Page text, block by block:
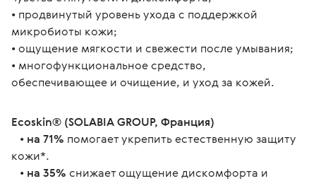
• продвинутый уровень ухода с поддержкой
микробиоты кожи;
• ощущение мягкости и свежести после умывания;
• многофункциональное средство,
обеспечивающее и очищение, и уход за кожей.
Ecoskin® (SOLABIA GROUP, Франция)
• на 71% помогает укрепить естественную защиту
кожи*.
• на 35% снижает ощущение дискомфорта и